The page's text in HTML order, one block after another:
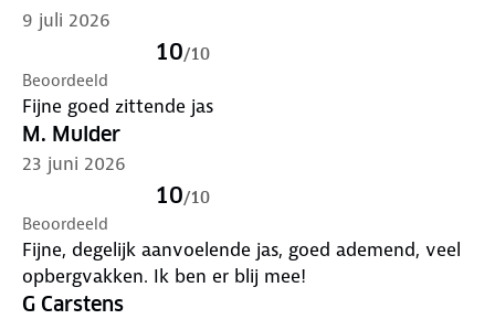
het in bij onze winkels. Wij geven er een nieuwe
bestemming aan.
9 juli 2026
10/10
Beoordeeld
Fijne goed zittende jas
M. Mulder
23 juni 2026
10/10
Beoordeeld
Fijne, degelijk aanvoelende jas, goed ademend, veel
opbergvakken. Ik ben er blij mee!
G Carstens